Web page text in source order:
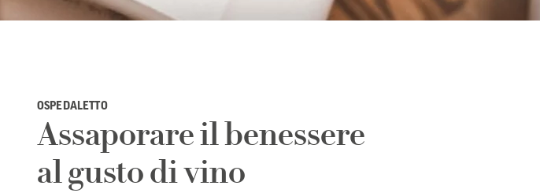
OSPEDALETTO
Assaporare il benessere
al gusto di vino